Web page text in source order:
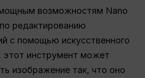
возможностям Nano
редактированию
с помощью искусственного
этот инструмент может
изображение так, что оно